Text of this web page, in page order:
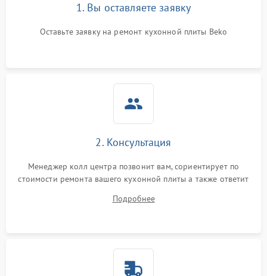
1. Вы оставляете заявку
Оставьте заявку на ремонт кухонной плиты Beko
2. Консультация
Менеджер колл центра позвонит вам, сориентирует по
стоимости ремонта вашего кухонной плиты а также ответит
Подробнее